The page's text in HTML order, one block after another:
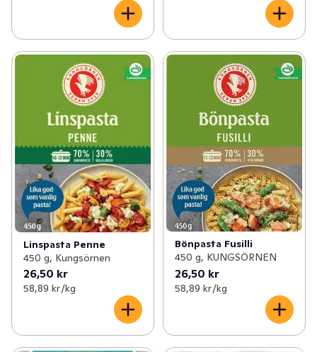
Linspasta Penne
450 g, Kungsörnen
26,50 kr
58,89 kr /kg
Bönpasta Fusilli
450 g, KUNGSÖRNEN
26,50 kr
58,89 kr /kg